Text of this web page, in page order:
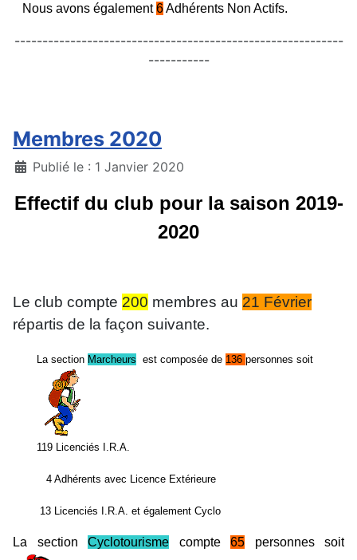
Nous avons également6Adhérents Non Actifs.
-----------------------------------------------------------
-----------
Membres 2020
DétailsPublié le : 1 Janvier 2020
Effectif du club pour la saison 2019-
2020
Le club compte 200 membres au 21 Février
répartis de la façon suivante.
La section Marcheurs est composée de 136 personnes soit
119 Licenciés I.R.A.
4 Adhérents avec Licence Extérieure
13 Licenciés I.R.A. et également Cyclo
La section Cyclotourisme compte 65 personnes soit